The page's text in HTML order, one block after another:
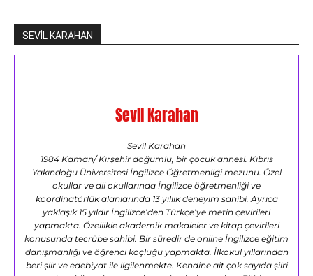
SEVİL KARAHAN
Sevil Karahan
Sevil Karahan
1984 Kaman/ Kırşehir doğumlu, bir çocuk annesi. Kıbrıs
Yakındoğu Üniversitesi İngilizce Öğretmenliği mezunu. Özel
okullar ve dil okullarında İngilizce öğretmenliği ve
koordinatörlük alanlarında 13 yıllık deneyim sahibi. Ayrıca
yaklaşık 15 yıldır İngilizce’den Türkçe’ye metin çevirileri
yapmakta. Özellikle akademik makaleler ve kitap çevirileri
konusunda tecrübe sahibi. Bir süredir de online İngilizce eğitim
danışmanlığı ve öğrenci koçluğu yapmakta. İlkokul yıllarından
beri şiir ve edebiyat ile ilgilenmekte. Kendine ait çok sayıda şiiri